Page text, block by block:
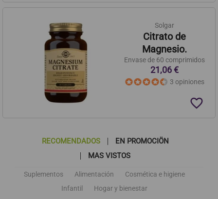
Solgar
Citrato de
Magnesio.
Envase de 60 comprimidos
21,06 €
3 opiniones
favorite_border
RECOMENDADOS
EN PROMOCIÖN
MAS VISTOS
Suplementos Alimentación
Cosmética e higiene
Infantil
Hogar y bienestar